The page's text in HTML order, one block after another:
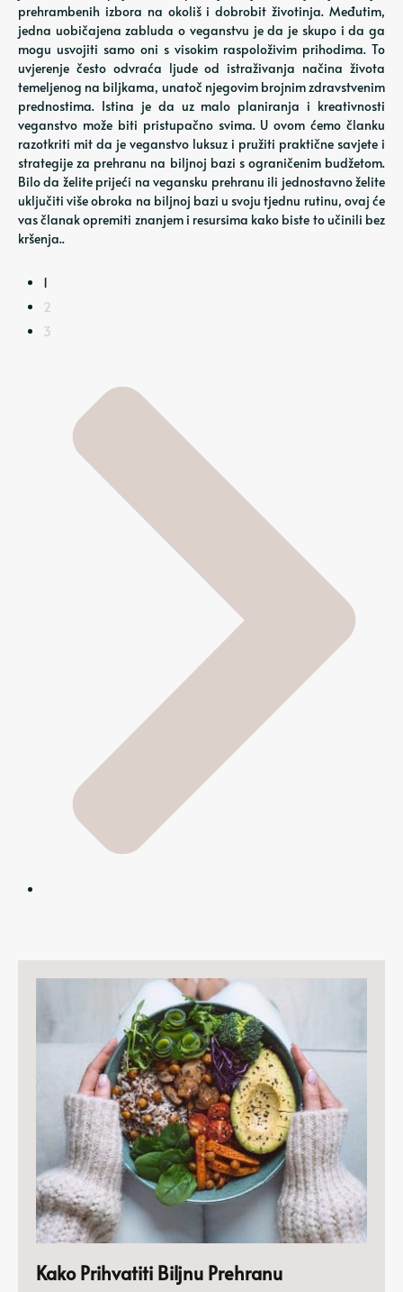
prehrambenih izbora na okoliš i dobrobit životinja. Međutim,
jedna uobičajena zabluda o veganstvu je da je skupo i da ga
mogu usvojiti samo oni s visokim raspoloživim prihodima. To
uvjerenje često odvraća ljude od istraživanja načina života
temeljenog na biljkama, unatoč njegovim brojnim zdravstvenim
prednostima. Istina je da uz malo planiranja i kreativnosti
veganstvo može biti pristupačno svima. U ovom ćemo članku
razotkriti mit da je veganstvo luksuz i pružiti praktične savjete i
strategije za prehranu na biljnoj bazi s ograničenim budžetom.
Bilo da želite prijeći na vegansku prehranu ili jednostavno želite
uključiti više obroka na biljnoj bazi u svoju tjednu rutinu, ovaj će
vas članak opremiti znanjem i resursima kako biste to učinili bez
kršenja..
1
2
3
Kako Prihvatiti Biljnu Prehranu